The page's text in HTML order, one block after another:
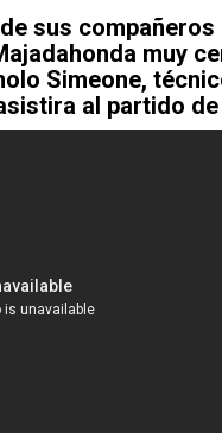
sus
muy
Simeone,
al partido